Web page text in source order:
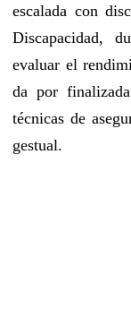
escalada con
Discapacidad,
evaluar el
da por
técnicas de
gestual.